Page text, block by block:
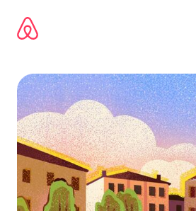
contenido